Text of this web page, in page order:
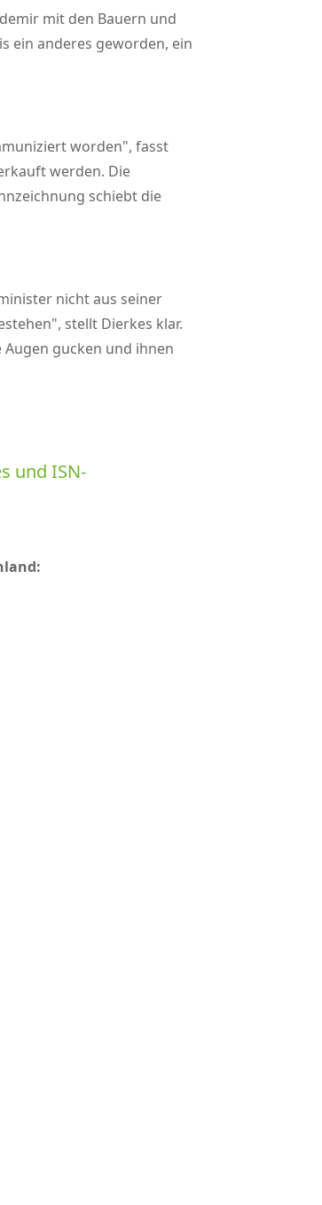
mit den Bauern und
ein anderes geworden, ein
worden , fasst
werden. Die
schiebt die
nicht aus seiner
, stellt Dierkes klar.
gucken und ihnen
und ISN-